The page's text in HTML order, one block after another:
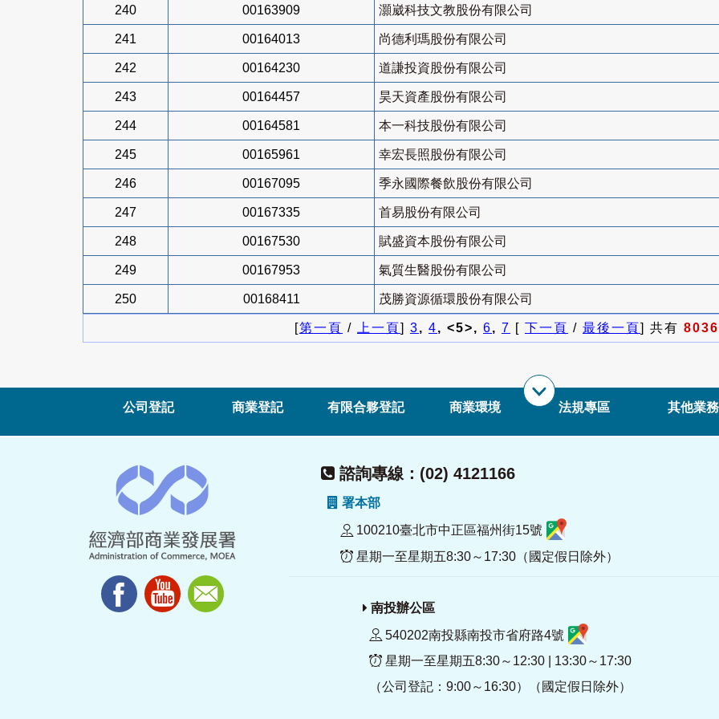
240 00163909 灝崴科技文教股份有限公司
241 00164013 尚德利瑪股份有限公司
242 00164230 道謙投資股份有限公司
243 00164457 昊天資產股份有限公司
244 00164581 本一科技股份有限公司
245 00165961 幸宏長照股份有限公司
246 00167095 季永國際餐飲股份有限公司
247 00167335 首易股份有限公司
248 00167530 賦盛資本股份有限公司
249 00167953 氣質生醫股份有限公司
250 00168411 茂勝資源循環股份有限公司
[第一頁 / 上一頁] 3, 4, <5>, 6, 7 [ 下一頁 / 最後一頁] 共有 8036
公司登記 商業登記 有限合夥登記 商業環境 法規專區 其他業務
諮詢專線：(02) 4121166
署本部
100210臺北市中正區福州街15號
星期一至星期五8:30～17:30（國定假日除外）
南投辦公區
540202南投縣南投市省府路4號
星期一至星期五8:30～12:30 | 13:30～17:30
（公司登記：9:00～16:30）（國定假日除外）